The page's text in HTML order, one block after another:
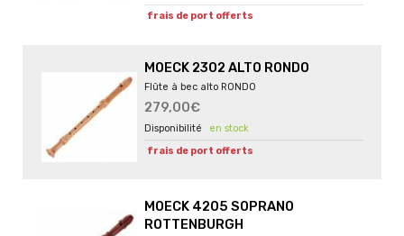
frais de port offerts
MOECK 2302 ALTO RONDO
Flûte à bec alto RONDO
279,00€
en stock
frais de port offerts
MOECK 4205 SOPRANO
ROTTENBURGH